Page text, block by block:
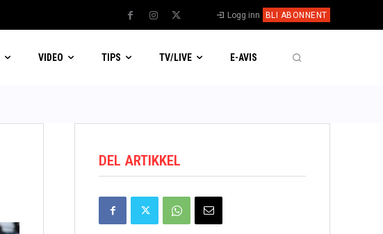
Logg inn BLI ABONNENT
VIDEO TIPS TV/LIVE E-AVIS
DEL ARTIKKEL